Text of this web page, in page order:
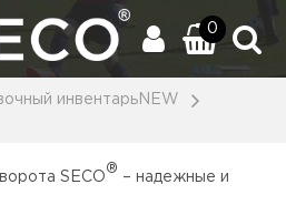
0
инвентарьNEW
SECO
®
– надежные и